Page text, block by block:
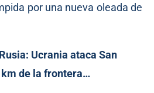
por una nueva oleada de
Ucrania ataca San
de la frontera…